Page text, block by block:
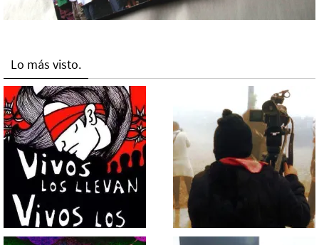
Lo más visto.